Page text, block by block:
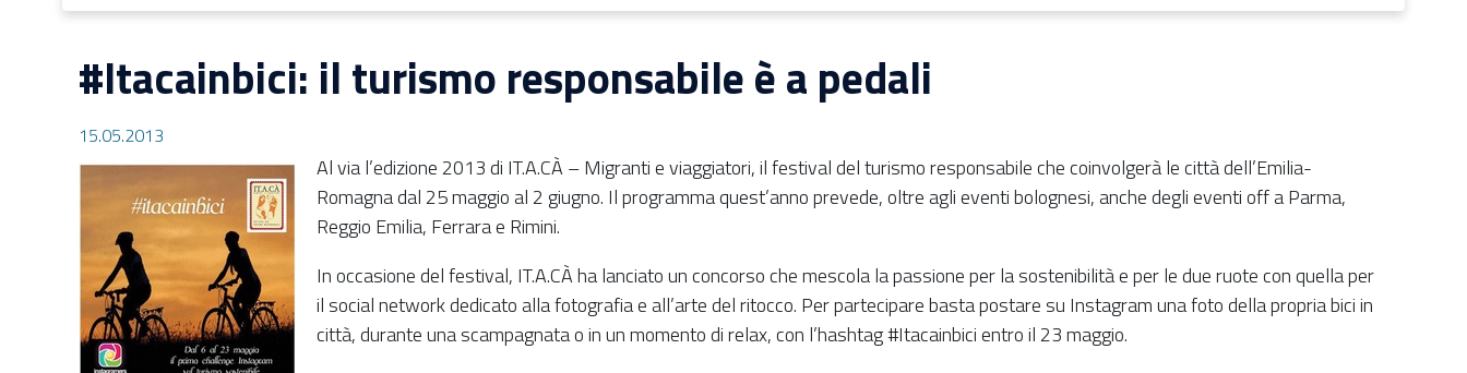
#Itacainbici: il turismo responsabile è a pedali
15.05.2013
Al via l’edizione 2013 di IT.A.CÀ – Migranti e viaggiatori, il festival del turismo responsabile che coinvolgerà le città dell’Emilia-
Romagna dal 25 maggio al 2 giugno. Il programma quest’anno prevede, oltre agli eventi bolognesi, anche degli eventi off a Parma,
Reggio Emilia, Ferrara e Rimini.
In occasione del festival, IT.A.CÀ ha lanciato un concorso che mescola la passione per la sostenibilità e per le due ruote con quella per
il social network dedicato alla fotografia e all’arte del ritocco. Per partecipare basta postare su Instagram una foto della propria bici in
città, durante una scampagnata o in un momento di relax, con l’hashtag #Itacainbici entro il 23 maggio.